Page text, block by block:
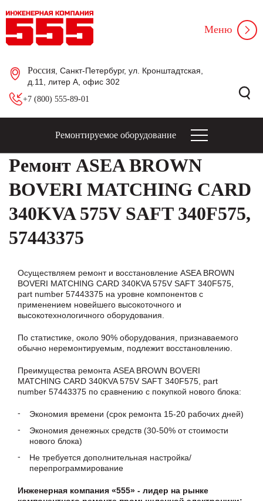
Россия , Санкт-Петербург, ул. Кронштадтская,
д.11, литер А, офис 302
+7 (800) 555-89-01
Меню
Ремонтируемое оборудование
Ремонт ASEA BROWN
BOVERI MATCHING CARD
340KVA 575V SAFT 340F575,
57443375
Осуществляем ремонт и восстановление ASEA BROWN
BOVERI MATCHING CARD 340KVA 575V SAFT 340F575,
part number 57443375 на уровне компонентов с
применением новейшего высокоточного и
высокотехнологичного оборудования.
По статистике, около 90% оборудования, признаваемого
обычно неремонтируемым, подлежит восстановлению.
Преимущества ремонта ASEA BROWN BOVERI
MATCHING CARD 340KVA 575V SAFT 340F575, part
number 57443375 по сравнению с покупкой нового блока:
Экономия времени (срок ремонта 15-20 рабочих дней)
Экономия денежных средств (30-50% от стоимости
нового блока)
Не требуется дополнительная настройка/
перепрограммирование
Инженерная компания «555» - лидер на рынке